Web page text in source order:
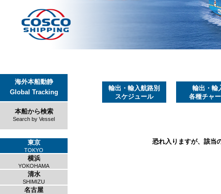
海外本船動静
Global Tracking
本船から検索
Search by Vessel
東京
TOKYO
横浜
YOKOHAMA
清水
SHIMIZU
名古屋
輸出・輸入航路別
スケジュール
輸出・輸
各種チャ
恐れ入りますが、該当